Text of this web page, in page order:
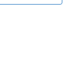
Cursos